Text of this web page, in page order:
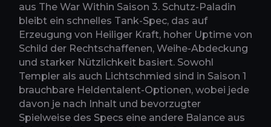
aus The War Within Saison 3. Schutz-Paladin
bleibt ein schnelles Tank-Spec, das auf
Erzeugung von Heiliger Kraft, hoher Uptime von
Schild der Rechtschaffenen, Weihe-Abdeckung
und starker Nützlichkeit basiert. Sowohl
Templer als auch Lichtschmied sind in Saison 1
brauchbare Heldentalent-Optionen, wobei jede
davon je nach Inhalt und bevorzugter
Spielweise des Specs eine andere Balance aus